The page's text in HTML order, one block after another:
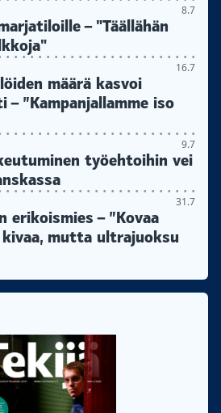
8.7
– "Täällähän
16.7
määrä kasvoi
”Kampanjallamme iso
9.7
työehtoihin vei
31.7
erikoismies – ”Kovaa
mutta ultrajuoksu